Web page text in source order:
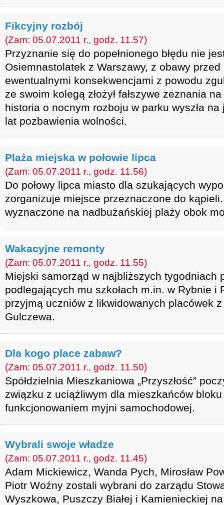
Fikcyjny rozbój
(Zam: 05.07.2011 r., godz. 11.57)
Przyznanie się do popełnionego błędu nie
Osiemnastolatek z Warszawy, z obawy
ewentualnymi konsekwencjami z powodu
ze swoim kolegą złożył fałszywe zeznania
historia o nocnym rozboju w parku wyszła
lat pozbawienia wolności.
Plaża miejska w połowie lipca
(Zam: 05.07.2011 r., godz. 11.56)
Do połowy lipca miasto dla szukających
zorganizuje miejsce przeznaczone do
wyznaczone na nadbużańskiej plaży obok
Wakacyjne remonty
(Zam: 05.07.2011 r., godz. 11.55)
Miejski samorząd w najbliższych tygodniach
podlegających mu szkołach m.in. w Rybnie i
przyjmą uczniów z likwidowanych placówek
Gulczewa.
Dla kogo place zabaw?
(Zam: 05.07.2011 r., godz. 11.50)
Spółdzielnia Mieszkaniowa „Przyszłość”
związku z uciążliwym dla mieszkańców
funkcjonowaniem myjni samochodowej.
Wybrali swoje władze
(Zam: 05.07.2011 r., godz. 11.45)
Adam Mickiewicz, Wanda Pych, Mirosław
Piotr Woźny zostali wybrani do zarządu
Wyszkowa, Puszczy Białej i Kamienieckiej